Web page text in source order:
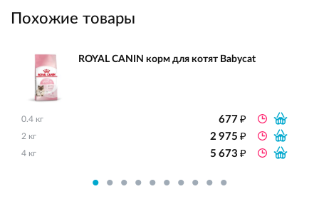
Похожие товары
ROYAL CANIN корм для котят Babycat
0.4 кг 677₽
2 кг 2 975₽
4 кг 5 673₽